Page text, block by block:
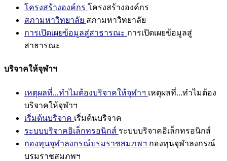
โครงสร้างองค์กร โครงสร้างองค์กร
สภามหาวิทยาลัย สภามหาวิทยาลัย
การเปิดเผยข้อมูลสู่สาธารณะ การเปิดเผยข้อมูลสู่
สาธารณะ
บริจาคให้จุฬาฯ
เหตุผลที่...ทำไมต้องบริจาคให้จุฬาฯ เหตุผลที่...ทำไมต้อง
บริจาคให้จุฬาฯ
เริ่มต้นบริจาค เริ่มต้นบริจาค
ระบบบริจาคอิเล็กทรอนิกส์ ระบบบริจาคอิเล็กทรอนิกส์
กองทุนจุฬาลงกรณ์บรมราชสมภพฯ กองทุนจุฬาลงกรณ์
บรมราชสมภพฯ